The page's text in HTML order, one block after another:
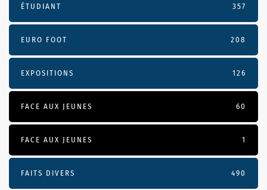
ÉTUDIANT 357
EURO FOOT 208
EXPOSITIONS 126
FACE AUX JEUNES 60
FACE AUX JEUNES 1
FAITS DIVERS 490